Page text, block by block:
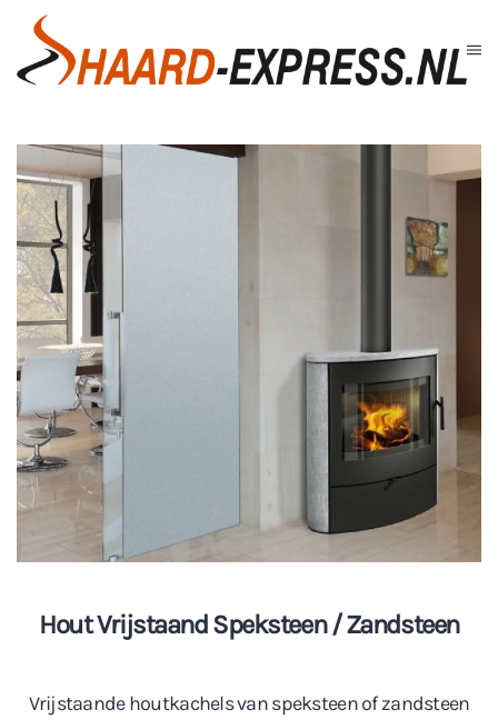
Skip to main content
Hout Vrijstaand Speksteen / Zandsteen
Vrijstaande houtkachels van speksteen of zandsteen